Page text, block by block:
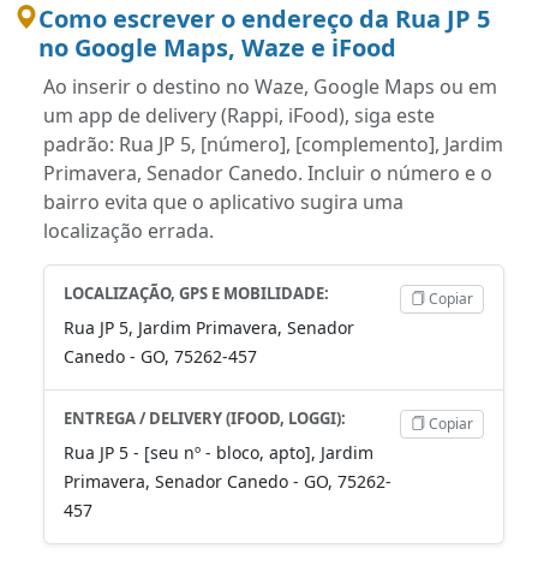
Como escrever o endereço da Rua JP 5
no Google Maps, Waze e iFood
Ao inserir o destino no Waze, Google Maps ou em
um app de delivery (Rappi, iFood), siga este
padrão: Rua JP 5, [número], [complemento], Jardim
Primavera, Senador Canedo. Incluir o número e o
bairro evita que o aplicativo sugira uma
localização errada.
LOCALIZAÇÃO, GPS E MOBILIDADE:
Rua JP 5, Jardim Primavera, Senador
Canedo - GO, 75262-457
Copiar
ENTREGA / DELIVERY (IFOOD, LOGGI):
Rua JP 5 - [seu nº - bloco, apto], Jardim
Primavera, Senador Canedo - GO, 75262-
457
Copiar